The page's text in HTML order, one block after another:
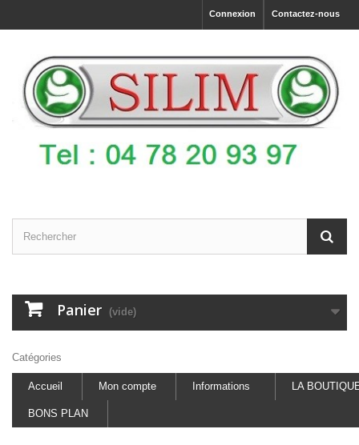
Contactez-nous
Connexion
Panier (vide)
Catégories
Accueil Mon compte Informations LA
BONS PLAN